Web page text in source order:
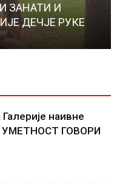
ЗАНАТИ И
ДЕЧЈЕ РУКЕ
наивне
УМЕТНОСТ ГОВОРИ